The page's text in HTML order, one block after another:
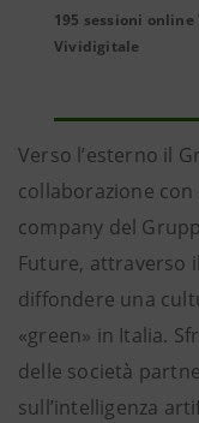
195 sessioni
Vividigitale
Verso l’esterno il
collaborazione con
company del
Future, attraverso
diffondere una
«green» in Italia.
delle società
sull’intelligenza